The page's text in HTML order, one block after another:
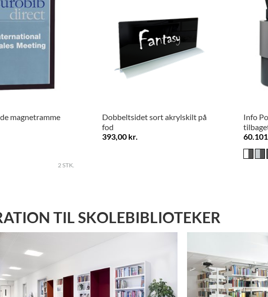
magnetramme
2 STK.
Dobbeltsidet sort akrylskilt på
fod
393,00 kr.
Info
TIL SKOLEBIBLIOTEKER